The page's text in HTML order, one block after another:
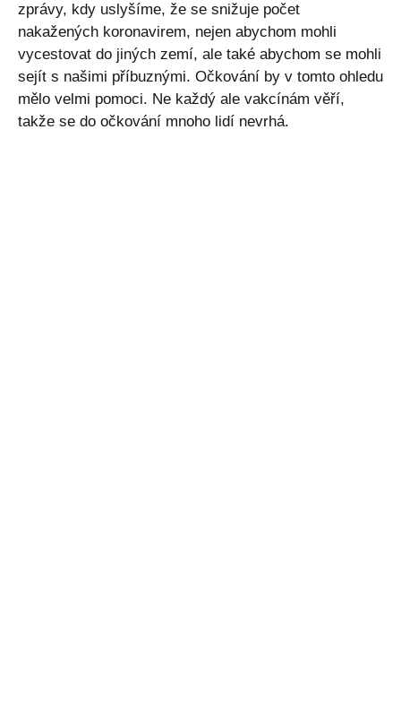
zprávy, kdy uslyšíme, že se snižuje počet
nakažených koronavirem, nejen abychom mohli
vycestovat do jiných zemí, ale také abychom se mohli
sejít s našimi příbuznými. Očkování by v tomto ohledu
mělo velmi pomoci. Ne každý ale vakcínám věří,
takže se do očkování mnoho lidí nevrhá.